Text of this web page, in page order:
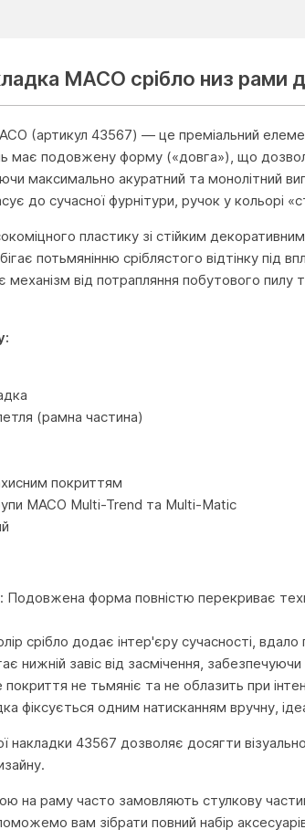
MACO срібло низ рами
(артикул 43567) — це преміальний
має подовжену форму («довга»), що
максимально акуратний та монолітний
до сучасної фурнітури, ручок у кольорі
пластику зі стійким
потьмянінню сріблястого відтінку під
механізм від потрапляння побутового
(рамна частина)
покриттям
MACO Multi-Trend та Multi-Matic
форма повністю перекриває
срібло додає інтер'єру сучасності,
нижній завіс від засмічення,
покриття не тьмяніє та не облазить при
фіксується одним натисканням вручну,
43567 дозволяє досягти
на раму часто замовляють стулкову
вам зібрати повний набір